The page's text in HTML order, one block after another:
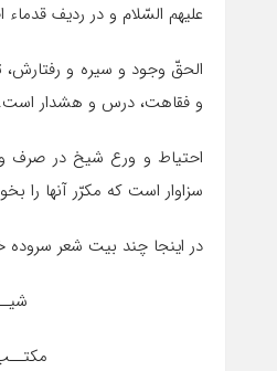
علیهم السّلام و در ردیف
الحقّ وجود و سیره و
و فقاهت، درس و هشدار است.
احتیاط و ورع شیخ در صرف
سزاوار است که مکرّر آنها را
در اینجا چند بیت شعر سروده